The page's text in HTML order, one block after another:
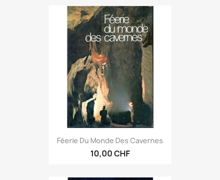
Féerie Du Monde Des Cavernes
10,00 CHF